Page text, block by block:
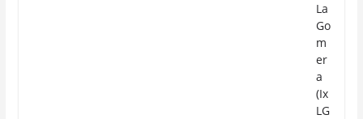
La
Go
m
er
a
(Ix
LG